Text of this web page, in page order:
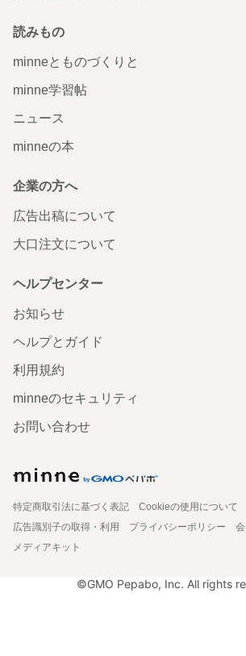
読みもの
minneとものづくりと
minne学習帖
ニュース
minneの本
企業の方へ
広告出稿について
大口注文について
ヘルプセンター
お知らせ
ヘルプとガイド
利用規約
minneのセキュリティ
お問い合わせ
特定商取引法に基づく表記
Cookieの使用について
広告識別子の取得・利用
プライバシーポリシー
メディアキット
©GMO Pepabo, Inc. All rights